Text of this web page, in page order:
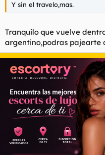
Y sin el travelo,mas.
Tranquilo que vuelve
argentino,podras pajearte